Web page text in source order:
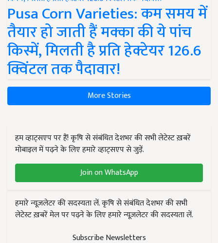
Pusa Corn Varieties: कम समय में
तैयार हो जाती हैं मक्का की ये पांच
किस्में, मिलती है प्रति हेक्टेयर 126.6
क्विंटल तक पैदावार!
More Stories
हम व्हाट्सएप पर हैं! कृषि से संबंधित देशभर की सभी लेटेस्ट ख़बरें
मोबाइल में पढ़ने के लिए हमारे व्हाट्सएप से जुड़ें.
Join on WhatsApp
हमारे न्यूज़लेटर की सदस्यता लें. कृषि से संबंधित देशभर की सभी
लेटेस्ट ख़बरें मेल पर पढ़ने के लिए हमारे न्यूज़लेटर की सदस्यता लें.
Subscribe Newsletters